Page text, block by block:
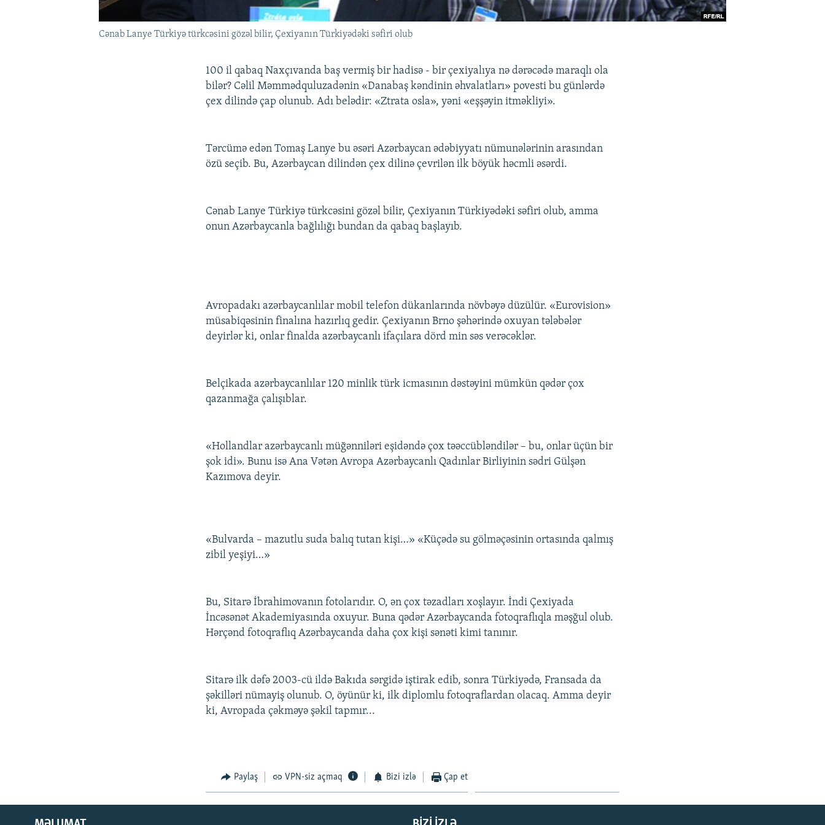
Cənab Lanye Türkiyə türkcəsini gözəl bilir, Çexiyanın Türkiyədəki səfiri olub
100 il qabaq Naxçıvanda baş vermiş bir hadisə - bir çexiyalıya nə dərəcədə maraqlı ola
bilər? Cəlil Məmmədquluzadənin «Danabaş kəndinin əhvalatları» povesti bu günlərdə
çex dilində çap olunub. Adı belədir: «Ztrata osla», yəni «eşşəyin itməkliyi».
Tərcümə edən Tomaş Lanye bu əsəri Azərbaycan ədəbiyyatı nümunələrinin arasından
özü seçib. Bu, Azərbaycan dilindən çex dilinə çevrilən ilk böyük həcmli əsərdi.
Cənab Lanye Türkiyə türkcəsini gözəl bilir, Çexiyanın Türkiyədəki səfiri olub, amma
onun Azərbaycanla bağlılığı bundan da qabaq başlayıb.
Avropadakı azərbaycanlılar mobil telefon dükanlarında növbəyə düzülür. «Eurovision»
müsabiqəsinin finalına hazırlıq gedir. Çexiyanın Brno şəhərində oxuyan tələbələr
deyirlər ki, onlar finalda azərbaycanlı ifaçılara dörd min səs verəcəklər.
Belçikada azərbaycanlılar 120 minlik türk icmasının dəstəyini mümkün qədər çox
qazanmağa çalışıblar.
«Hollandlar azərbaycanlı müğənniləri eşidəndə çox təəccübləndilər – bu, onlar üçün bir
şok idi». Bunu isə Ana Vətən Avropa Azərbaycanlı Qadınlar Birliyinin sədri Gülşən
Kazımova deyir.
«Bulvarda – mazutlu suda balıq tutan kişi…» «Küçədə su gölməçəsinin ortasında qalmış
zibil yeşiyi…»
Bu, Sitarə İbrahimovanın fotolarıdır. O, ən çox təzadları xoşlayır. İndi Çexiyada
İncəsənət Akademiyasında oxuyur. Buna qədər Azərbaycanda fotoqraflıqla məşğul olub.
Hərçənd fotoqraflıq Azərbaycanda daha çox kişi sənəti kimi tanınır.
Sitarə ilk dəfə 2003-cü ildə Bakıda sərgidə iştirak edib, sonra Türkiyədə, Fransada da
şəkilləri nümayiş olunub. O, öyünür ki, ilk diplomlu fotoqraflardan olacaq. Amma deyir
ki, Avropada çəkməyə şəkil tapmır...
Paylaş VPN-siz açmaq Bizi izlə Çap et